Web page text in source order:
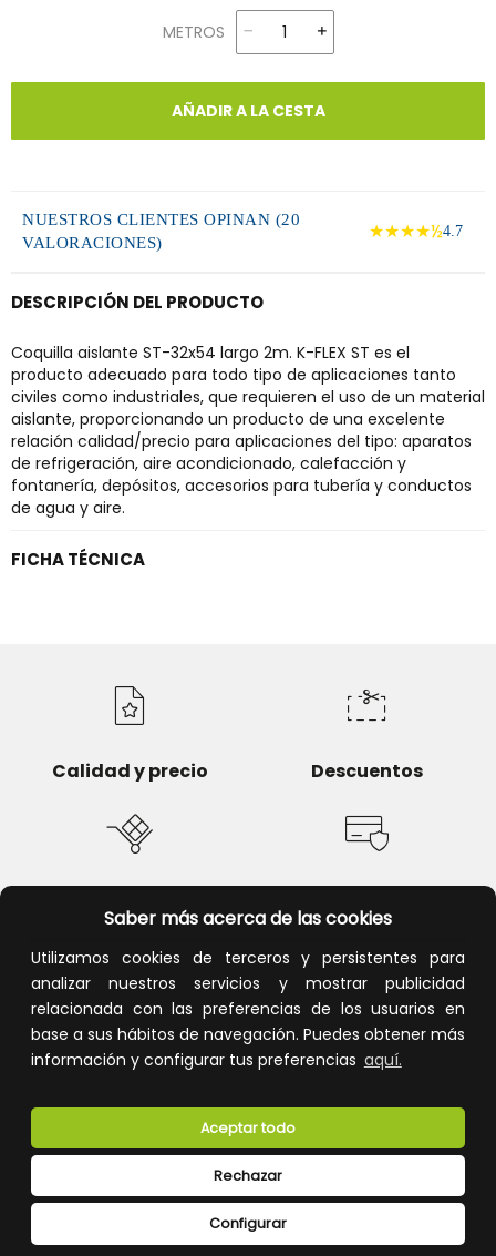
Saber más acerca de las cookies
Utilizamos cookies de terceros y persistentes para
analizar nuestros servicios y mostrar publicidad
relacionada con las preferencias de los usuarios en
base a sus hábitos de navegación. Puedes obtener más
información y configurar tus preferencias aquí.
Configurar
Rechazar
Aceptar todo
METROS
AÑADIR A LA CESTA
NUESTROS CLIENTES OPINAN (20
VALORACIONES)
★★★★½4.7
DESCRIPCIÓN DEL PRODUCTO
Coquilla aislante ST-32x54 largo 2m. K-FLEX ST es el
producto adecuado para todo tipo de aplicaciones tanto
civiles como industriales, que requieren el uso de un material
aislante, proporcionando un producto de una excelente
relación calidad/precio para aplicaciones del tipo: aparatos
de refrigeración, aire acondicionado, calefacción y
fontanería, depósitos, accesorios para tubería y conductos
de agua y aire.
FICHA TÉCNICA
Calidad y precio Descuentos
Atención al cliente
CONÓCENOS